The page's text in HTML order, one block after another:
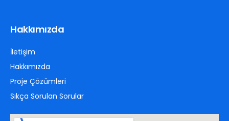
Hakkımızda
İletişim
Hakkımızda
Proje Çözümleri
Sıkça Sorulan Sorular